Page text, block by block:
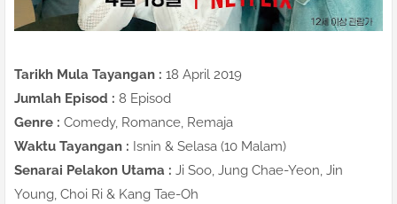
Tarikh Mula Tayangan : 18 April 2019
Jumlah Episod : 8 Episod
Genre : Comedy, Romance, Remaja
Waktu Tayangan : Isnin & Selasa (10 Malam)
Senarai Pelakon Utama : Ji Soo, Jung Chae-Yeon, Jin
Young, Choi Ri & Kang Tae-Oh